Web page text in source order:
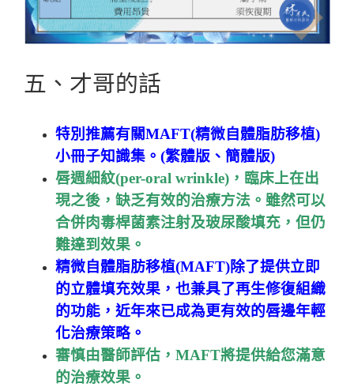
五、才哥的話
特別推薦有關MAFT(精微自體脂肪移植)
小冊子知識集。(繁體版 、 簡體版)
唇週細紋(per-oral wrinkle)，臨床上在出
現之後，缺乏有效的治療方法。雖然可以
合併肉毒桿菌素注射及玻尿酸填充，但仍
難達到效果。
精微自體脂肪移植(MAFT)除了提供立即
的立體填充效果，也兼具了再生修復組織
的功能，近年來已成為更有效的唇邊年輕
化治療策略。
審慎由醫師評估，MAFT將提供給您滿意
的治療效果。